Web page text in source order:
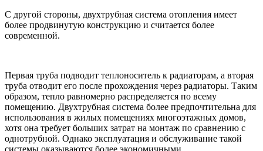
С другой стороны, двухтрубная система отопления имеет
более продвинутую конструкцию и считается более
современной.
Первая труба подводит теплоноситель к радиаторам, а вторая
труба отводит его после прохождения через радиаторы. Таким
образом, тепло равномерно распределяется по всему
помещению. Двухтрубная система более предпочтительна для
использования в жилых помещениях многоэтажных домов,
хотя она требует больших затрат на монтаж по сравнению с
однотрубной. Однако эксплуатация и обслуживание такой
системы оказываются более экономичными.